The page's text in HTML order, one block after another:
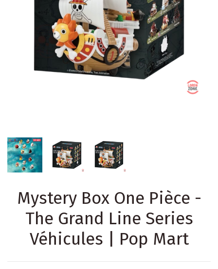
Mystery Box One Pièce -
The Grand Line Series
Véhicules | Pop Mart